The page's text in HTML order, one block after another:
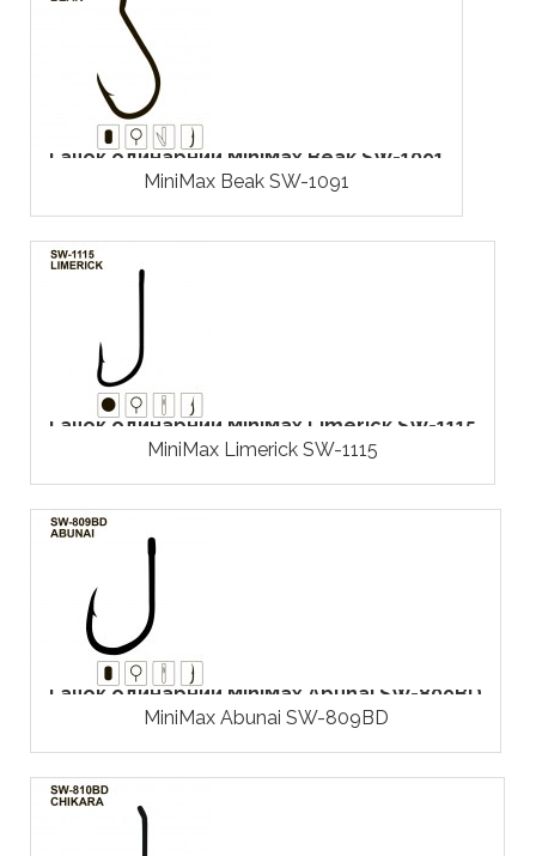
Гачок одинарний MiniMax Beak SW-1091
MiniMax Beak SW-1091
Гачок одинарний MiniMax Limerick SW-1115
MiniMax Limerick SW-1115
Гачок одинарний MiniMax Abunai SW-809BD
MiniMax Abunai SW-809BD